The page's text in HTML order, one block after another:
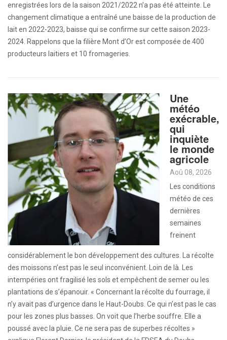
enregistrées lors de la saison 2021/2022 n’a pas été atteinte. Le
changement climatique a entraîné une baisse de la production de
lait en 2022-2023, baisse qui se confirme sur cette saison 2023-
2024. Rappelons que la filière Mont d’Or est composée de 400
producteurs laitiers et 10 fromageries.
Une
météo
exécrable,
qui
inquiète
le monde
agricole
Aoû 08, 2026
Les conditions
météo de ces
dernières
semaines
freinent
considérablement le bon développement des cultures. La récolte
des moissons n’est pas le seul inconvénient. Loin de là. Les
intempéries ont fragilisé les sols et empêchent de semer ou les
plantations de s’épanouir. « Concernant la récolte du fourrage, il
n’y avait pas d’urgence dans le Haut-Doubs. Ce qui n’est pas le cas
pour les zones plus basses. On voit que l’herbe souffre. Elle a
poussé avec la pluie. Ce ne sera pas de superbes récoltes »